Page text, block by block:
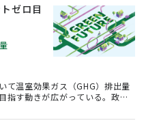
しむ企業も多いのが実情であ
おいて世界的に注目が高まって
いて、従来手法との違いと革新
ゼロ目
て温室効果ガス（GHG）排出量
指す動きが広がっている。政府
ゼロではGHG排出量を可能な限